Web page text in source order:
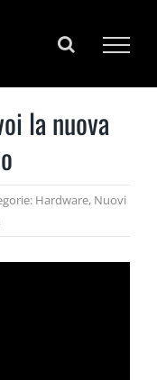
la nuova
Hardware, Nuovi